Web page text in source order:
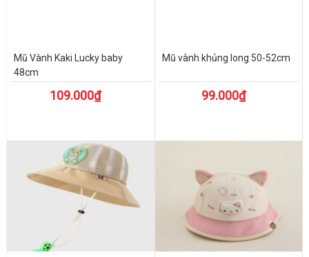
Mũ Vành Kaki Lucky baby
48cm
109.000₫
Mũ vành khủng long 50-52cm
99.000₫